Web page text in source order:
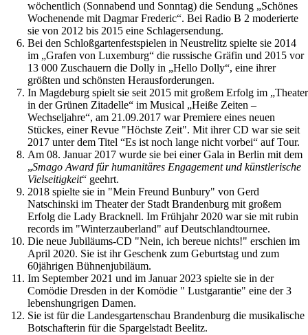
wöchentlich (Sonnabend und Sonntag) die Sendung „Schönes
Wochenende mit Dagmar Frederic“. Bei Radio B 2 moderierte
sie von 2012 bis 2015 eine Schlagersendung.
Bei den Schloßgartenfestspielen in Neustrelitz spielte sie 2014
im „Grafen von Luxemburg“ die russische Gräfin und 2015 vor
13 000 Zuschauern die Dolly in „Hello Dolly“, eine ihrer
größten und schönsten Herausforderungen.
In Magdeburg spielt sie seit 2015 mit großem Erfolg im „Theater
in der Grünen Zitadelle“ im Musical „Heiße Zeiten –
Wechseljahre“, am 21.09.2017 war Premiere eines neuen
Stückes, einer Revue "Höchste Zeit". Mit ihrer CD war sie seit
2017 unter dem Titel “Es ist noch lange nicht vorbei“ auf Tour.
Am 08. Januar 2017 wurde sie bei einer Gala in Berlin mit dem
„Smago Award für humanitäres Engagement und künstlerische
Vielseitigkeit“ geehrt.
2018 spielte sie in "Mein Freund Bunbury" von Gerd
Natschinski im Theater der Stadt Brandenburg mit großem
Erfolg die Lady Bracknell. Im Frühjahr 2020 war sie mit rubin
records im "Winterzauberland" auf Deutschlandtournee.
Die neue Jubiläums-CD "Nein, ich bereue nichts!" erschien im
April 2020. Sie ist ihr Geschenk zum Geburtstag und zum
60jährigen Bühnenjubiläum.
Im September 2021 und im Januar 2023 spielte sie in der
Comödie Dresden in der Komödie " Lustgarantie" eine der 3
lebenshungrigen Damen.
Sie ist für die Landesgartenschau Brandenburg die musikalische
Botschafterin für die Spargelstadt Beelitz.